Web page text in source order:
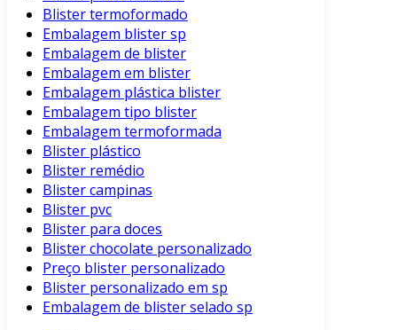
Blister termoformado
Embalagem blister sp
Embalagem de blister
Embalagem em blister
Embalagem plástica blister
Embalagem tipo blister
Embalagem termoformada
Blister plástico
Blister remédio
Blister campinas
Blister pvc
Blister para doces
Blister chocolate personalizado
Preço blister personalizado
Blister personalizado em sp
Embalagem de blister selado sp